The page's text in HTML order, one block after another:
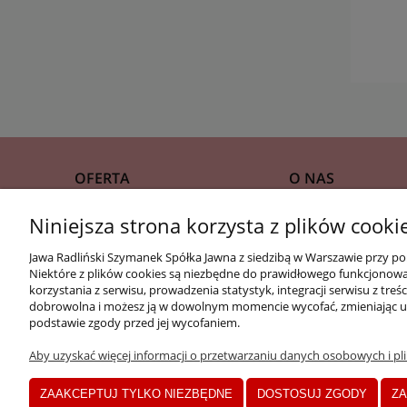
OFERTA
Gazetka
Zainspiruj się!
O NAS
Poznaj nas
Kontakt i dane
Zgłoś lokalizację
Niniejsza strona korzysta z plików
Jawa Radliński Szymanek Spółka Jawna z siedzibą w Warszawie
Niektóre z plików cookies są niezbędne do prawidłowego
korzystania z serwisu, prowadzenia statystyk, integracji serwisu z
dobrowolna i możesz ją w dowolnym momencie wycofać, zmieniając
podstawie zgody przed jej wycofaniem.
Aby uzyskać więcej informacji o przetwarzaniu danych osobowych i
ZAAKCEPTUJ TYLKO NIEZBĘDNE DOSTOSUJ ZGODY